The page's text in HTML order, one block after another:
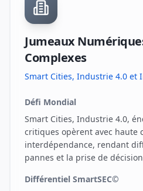
Jumeaux
Complexes
Smart Cities, Industrie 4.0 et
Défi Mondial
Smart Cities, Industrie 4.0,
critiques opèrent avec haute
interdépendance, rendant
pannes et la prise de
Différentiel SmartSEC©